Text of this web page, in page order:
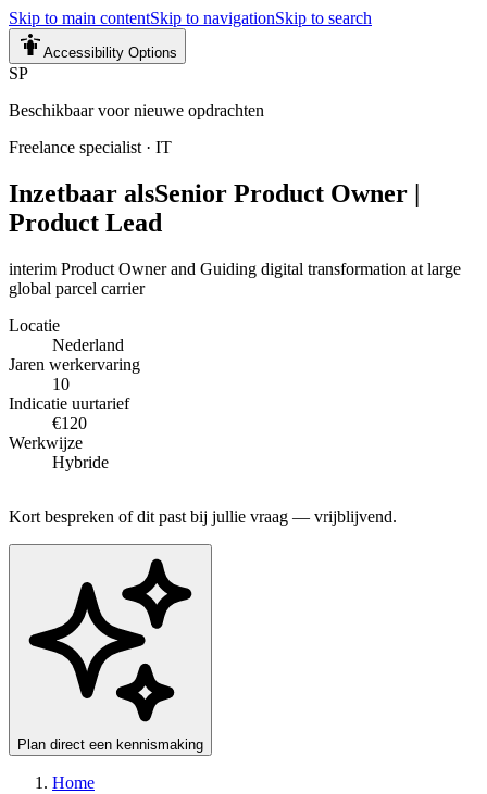
Skip to main contentSkip to navigationSkip to search
Accessibility Options
SP
Beschikbaar voor nieuwe opdrachten
Freelance specialist · IT
Inzetbaar alsSenior Product Owner |
Product Lead
interim Product Owner and Guiding digital transformation at large
global parcel carrier
Locatie
Nederland
Jaren werkervaring
10
Indicatie uurtarief
€120
Werkwijze
Hybride
Kort bespreken of dit past bij jullie vraag — vrijblijvend.
Plan direct een kennismaking
Home